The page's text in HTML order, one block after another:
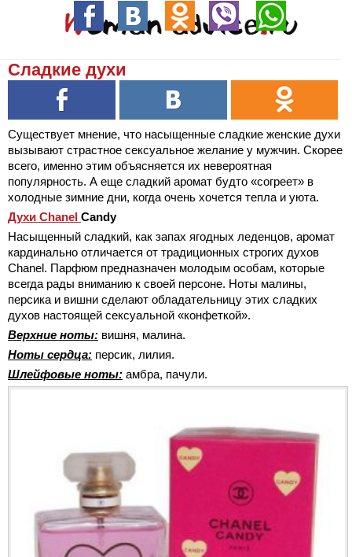
Сладкие духи
Существует мнение, что насыщенные сладкие женские духи
вызывают страстное сексуальное желание у мужчин. Скорее
всего, именно этим объясняется их невероятная
популярность. А еще сладкий аромат будто «согреет» в
холодные зимние дни, когда очень хочется тепла и уюта.
Духи Chanel Candy
Насыщенный сладкий, как запах ягодных леденцов, аромат
кардинально отличается от традиционных строгих духов
Chanel. Парфюм предназначен молодым особам, которые
всегда рады вниманию к своей персоне. Ноты малины,
персика и вишни сделают обладательницу этих сладких
духов настоящей сексуальной «конфеткой».
Верхние ноты: вишня, малина.
Ноты сердца: персик, лилия.
Шлейфовые ноты: амбра, пачули.